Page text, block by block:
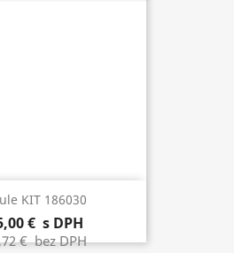
KIT 186030
€ s DPH
€bez DPH